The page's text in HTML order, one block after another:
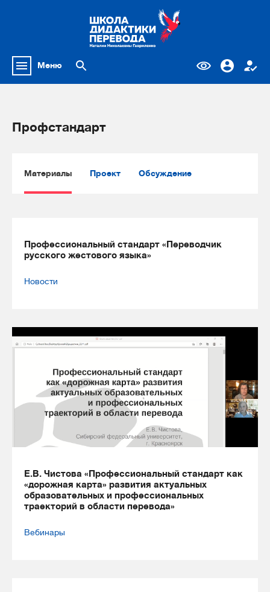
Меню
Профстандарт
Материалы Проект Обсуждение
Профессиональный стандарт «Переводчик
русского жестового языка»
Новости
Е.В. Чистова «Профессиональный стандарт как
«дорожная карта» развития актуальных
образовательных и профессиональных
траекторий в области перевода»
Вебинары